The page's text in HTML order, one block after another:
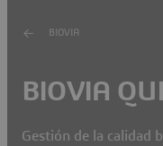
BIOVIA
BIOVIA
Gestión de la calidad